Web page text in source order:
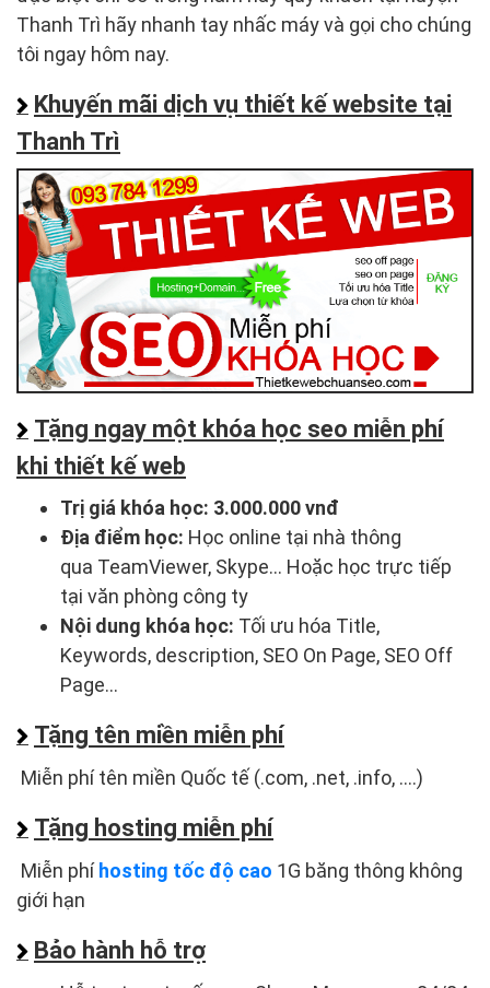
Thanh Trì hãy nhanh tay nhấc máy và gọi cho chúng
tôi ngay hôm nay.
Khuyến mãi dịch vụ thiết kế website tại
Thanh Trì
Tặng ngay một khóa học seo miễn phí
khi thiết kế web
Trị giá khóa học: 3.000.000 vnđ
Địa điểm học: Học online tại nhà thông
qua TeamViewer, Skype... Hoặc học trực tiếp
tại văn phòng công ty
Nội dung khóa học: Tối ưu hóa Title,
Keywords, description, SEO On Page, SEO Off
Page...
Tặng tên miền miễn phí
Miễn phí tên miền Quốc tế (.com, .net, .info, ....)
Tặng hosting miễn phí
Miễn phí hosting tốc độ cao 1G băng thông không
giới hạn
Bảo hành hỗ trợ